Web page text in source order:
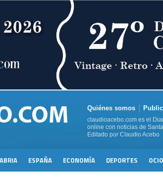
Quiénes somos
claudioacebo.com es el
online con noticias de
Editado por Claudio Acebo
ESPAÑA ECONOMÍA DEPORTES